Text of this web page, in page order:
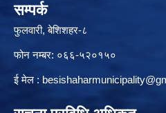
सम्पर्क
फुलवारी, बेशिशहर-८
फोन नम्बर: ०६६-५२०१५०
ई मेल :